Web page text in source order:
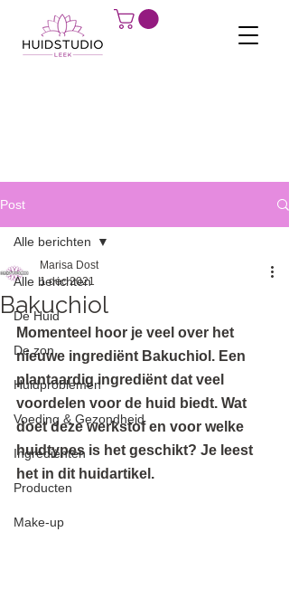
Post
Alle berichten
De Huid
De zon
Huidproblemen
Voeding & Gezondheid
Ingrediënten
Producten
Make-up
Alle berichten
Bakuchiol
Marisa Dost
1 dec 2021
Momenteel hoor je veel over het
nieuwe ingrediënt Bakuchiol. Een
plantaardig ingrediënt dat veel
voordelen voor de huid biedt. Wat
doet deze werkstof en voor welke
huidtypes is het geschikt? Je leest
het in dit huidartikel.